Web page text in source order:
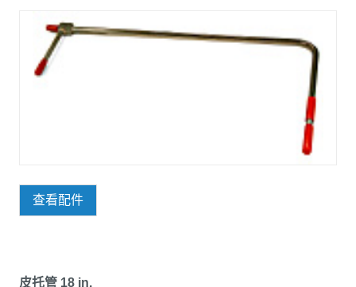
查看配件
皮托管 18 in.